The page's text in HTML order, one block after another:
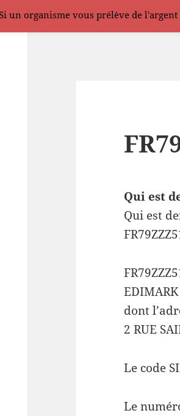
Qui est
Qui est
EDIMARK
dont
2 RUE
Le code
Le
un organisme vous prélève de